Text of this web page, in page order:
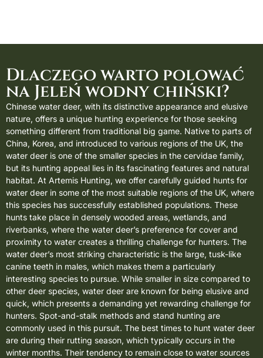
Dlaczego warto polować
na Jeleń wodny chiński?
Chinese water deer, with its distinctive appearance and elusive
nature, offers a unique hunting experience for those seeking
something different from traditional big game. Native to parts of
China, Korea, and introduced to various regions of the UK, the
water deer is one of the smaller species in the cervidae family,
but its hunting appeal lies in its fascinating features and natural
habitat. At Artemis Hunting, we offer carefully guided hunts for
water deer in some of the most suitable regions of the UK, where
this species has successfully established populations. These
hunts take place in densely wooded areas, wetlands, and
riverbanks, where the water deer’s preference for cover and
proximity to water creates a thrilling challenge for hunters. The
water deer’s most striking characteristic is the large, tusk-like
canine teeth in males, which makes them a particularly
interesting species to pursue. While smaller in size compared to
other deer species, water deer are known for being elusive and
quick, which presents a demanding yet rewarding challenge for
hunters. Spot-and-stalk methods and stand hunting are
commonly used in this pursuit. The best times to hunt water deer
are during their rutting season, which typically occurs in the
winter months. Their tendency to remain close to water sources